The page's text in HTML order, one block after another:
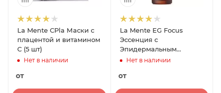
La Mente CPla Маски с
плацентой и витамином
C (5 шт)
Нет в наличии
от
La Mente EG Focus
Эссенция с
Эпидермальным
Фактором Роста (30 мл)
Нет в наличии
от